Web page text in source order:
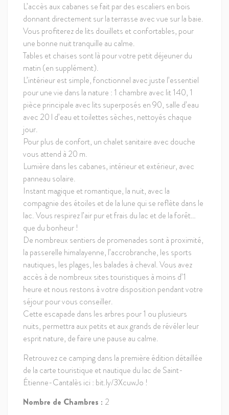
L’accès aux cabanes se fait par des escaliers en bois
donnant directement sur la terrasse avec vue sur la baie.
Vous profiterez de lits douillets et confortables, pour
une bonne nuit tranquille au calme.
Tables et chaises sont là pour votre petit déjeuner du
matin (en supplément).
L’intérieur est simple, fonctionnel avec juste l’essentiel
pour une vie dans la nature : 1 chambre avec lit 140, 1
pièce principale avec lits superposés en 90, salle d’eau
avec 20 l d’eau et toilettes sèches, nettoyés chaque
jour.
Pour plus de confort, un chalet sanitaire avec douche
vous attend à 20 m.
Lumière dans les cabanes, intérieur et extérieur, avec
panneau solaire.
Instant magique et romantique, la nuit, avec la
compagnie des étoiles et de la lune qui se reflète dans le
lac. Vous respirez l’air pur et frais du lac et de la forêt…
que du bonheur !
De nombreux sentiers de promenades sont à proximité,
la passerelle himalayenne, l’accrobranche, les sports
nautiques, les plages, les balades à cheval. Vous avez
accès à de nombreux sites touristiques à moins d’1
heure et nous restons à votre disposition pendant votre
séjour pour vous conseiller.
Cette escapade dans les arbres pour 1 ou plusieurs
nuits, permettra aux petits et aux grands de révéler leur
esprit nature, de faire une pause au calme.
Retrouvez ce camping dans la première édition détaillée
de la carte touristique et nautique du lac de Saint-
Étienne-Cantalès ici : bit.ly/3XcuwJo !
Nombre de Chambres : 2